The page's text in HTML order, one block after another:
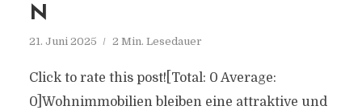
N
21. Juni 2025 2 Min. Lesedauer
Click to rate this post![Total: 0 Average:
0]Wohnimmobilien bleiben eine attraktive und